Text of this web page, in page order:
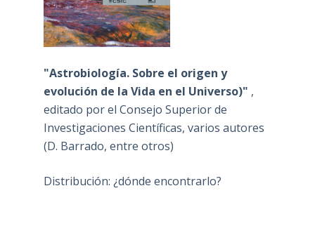
"Astrobiología. Sobre el origen y
evolución de la Vida en el Universo)" ,
editado por el Consejo Superior de
Investigaciones Científicas, varios autores
(D. Barrado, entre otros)
Distribución: ¿dónde encontrarlo?